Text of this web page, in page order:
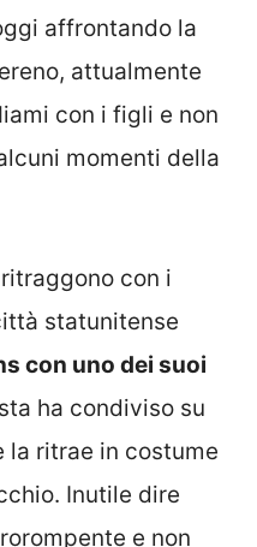
affrontando la
attualmente
con i figli e non
momenti della
con i
statunitense
con uno dei suoi
ha condiviso su
la ritrae in costume
Inutile dire
e non